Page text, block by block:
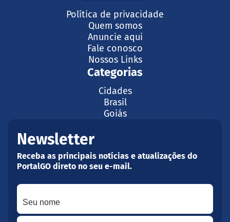
Política de privacidade
Quem somos
Anuncie aqui
Fale conosco
Nossos Links
Categorias
Cidades
Brasil
Goiás
Newsletter
Receba as principais notícias e atualizações do
PortalGO direto no seu e-mail.
Seu nome
Seu melhor e-mail